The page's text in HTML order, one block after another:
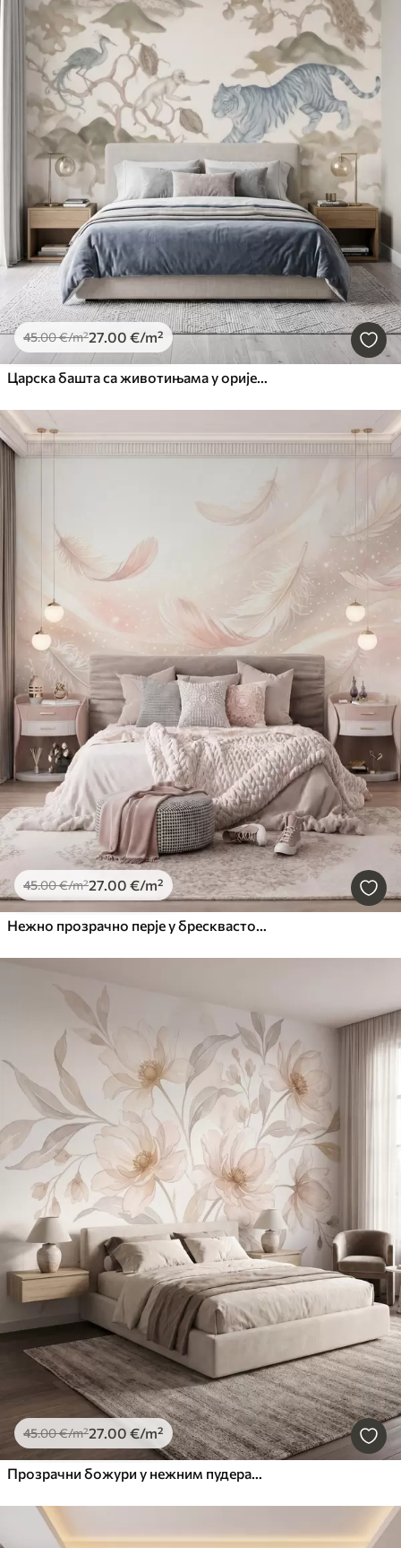
45.00€/m²27.00 €/m²
Царска башта са животињама у оријенталном стилу — мајмуном, леопардом, тигром, пауном и чапљом
45.00€/m²27.00 €/m²
Нежно прозрачно перје у бресквасто-ружичастој измаглици са сјајем
45.00€/m²27.00 €/m²
Прозрачни божури у нежним пудерасто-беж тоновима